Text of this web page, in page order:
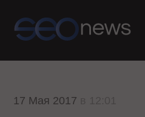
17 Мая 2017